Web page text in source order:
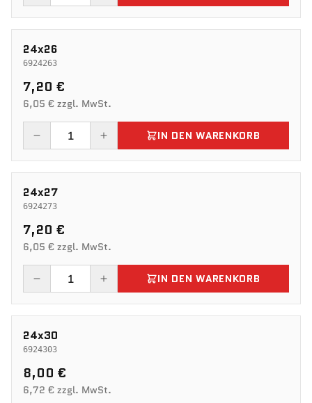
24x26
6924263
7,20 €
6,05 € zzgl. MwSt.
IN DEN WARENKORB
24x27
6924273
7,20 €
6,05 € zzgl. MwSt.
IN DEN WARENKORB
24x30
6924303
8,00 €
6,72 € zzgl. MwSt.